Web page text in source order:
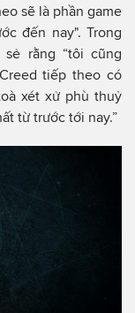
sẽ là phần game
đến nay". Trong
rằng “tôi cũng
tiếp theo có
xét xử phù thuỷ
từ trước tới nay.”